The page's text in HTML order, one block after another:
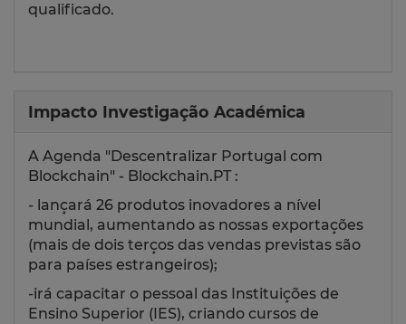
qualificado.
Impacto Investigação Académica
A Agenda "Descentralizar Portugal com
Blockchain" - Blockchain.PT :
- lançará 26 produtos inovadores a nível
mundial, aumentando as nossas exportações
(mais de dois terços das vendas previstas são
para países estrangeiros);
-irá capacitar o pessoal das Instituições de
Ensino Superior (IES), criando cursos de